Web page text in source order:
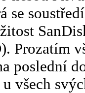
se
Prozatím
poslední
všech